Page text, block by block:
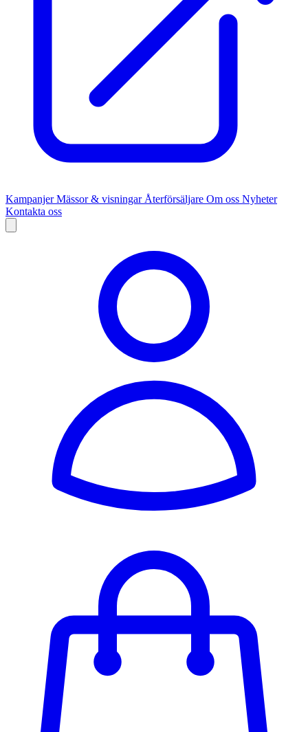
KampanjerMässor & visningar Återförsäljare Om oss Nyheter
Kontakta oss